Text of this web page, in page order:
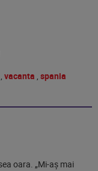
, vacanta , spania